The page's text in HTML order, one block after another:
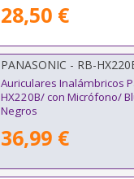
28,50 €
PANASONIC - RB-
Auriculares Inalámbricos
HX220B/ con Micrófono/
Negros
36,99 €